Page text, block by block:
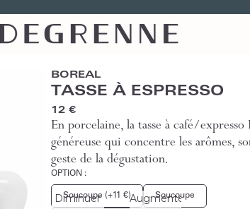
BOREAL
TASSE À ESPRESSO
12 €
En porcelaine, la tasse à café/
généreuse qui concentre les arômes,
geste de la dégustation.
OPTION :
Soucoupe (+11 €) Soucoupe
Diminuer
Augmenter